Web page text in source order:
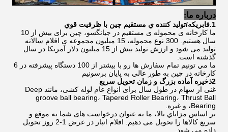
درباره ما:
1.فابريکه/توليد کننده ي مستقيم چين با ظرفيت قوي
ما کارخانه ی محموله ی مستقیم در جیانگسو، چین برای بیش از 10
سال هستیم. 300 نوع محموله، 15 میلیون مجموعه ی اقلام سالانه
تولید می شود و ارزش تولید بیش از 15 میلیون دلار آمریکا در سال
گذشته است.
ما مي تونيم تمام سفارش ها رو با بيشتر از 100 دستگاه پيشرفته در 6
کارخانه در چين به طور عالي به پايان برسونيم
2ذخيره آماده بزرگ و زمان تحویل سريع
غنی از سهام در طول سال برای انواع عام لوله کشی، مانند Deep
groove ball bearing، Tapered Roller Bearing، Thrust Ball
Bearing، و غیره.
بر اساس مزاياي بالا، ما به عنوان درخواست های شما به موقع و
سریع کالاها را تحویل می دهیم. اقلام انبار در عرض 1-2 روز تحویل
داده می شود.